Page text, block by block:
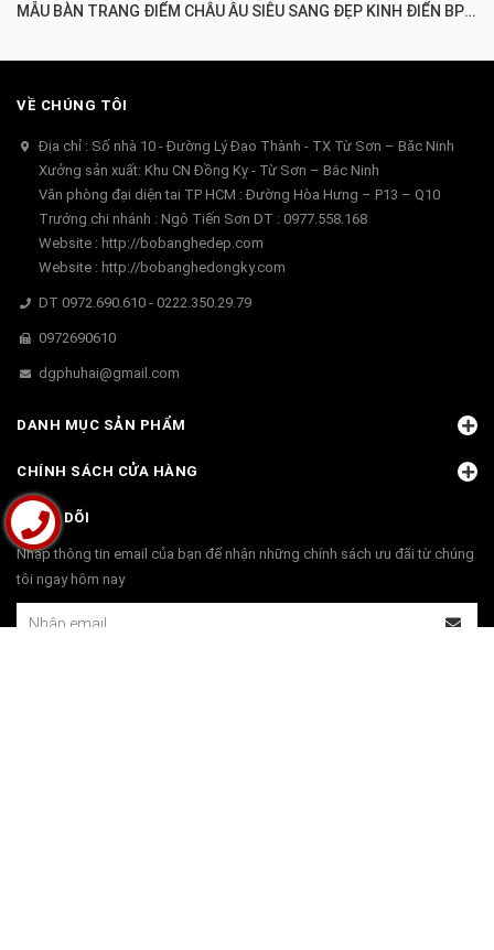
MẪU BÀN TRANG ĐIỂM CHÂU ÂU SIÊU SANG ĐẸP KINH ĐIỂN BP88
VỀ CHÚNG TÔI
Địa chỉ : Số nhà 10 - Đường Lý Đạo Thành - TX Từ Sơn – Băc Ninh
Xưởng sản xuất: Khu CN Đồng Kỵ - Từ Sơn – Bắc Ninh
Văn phòng đại diện tai TP HCM : Đường Hòa Hưng – P13 – Q10
Trướng chi nhánh : Ngô Tiến Sơn DT : 0977.558.168
Website : http://bobanghedep.com
Website : http://bobanghedongky.com
DT 0972.690.610 - 0222.350.29.79
0972690610
dgphuhai@gmail.com
DANH MỤC SẢN PHẨM
CHÍNH SÁCH CỬA HÀNG
THEO DÕI
Nhập thông tin email của bạn để nhận những chính sách ưu đãi từ chúng
tôi ngay hôm nay